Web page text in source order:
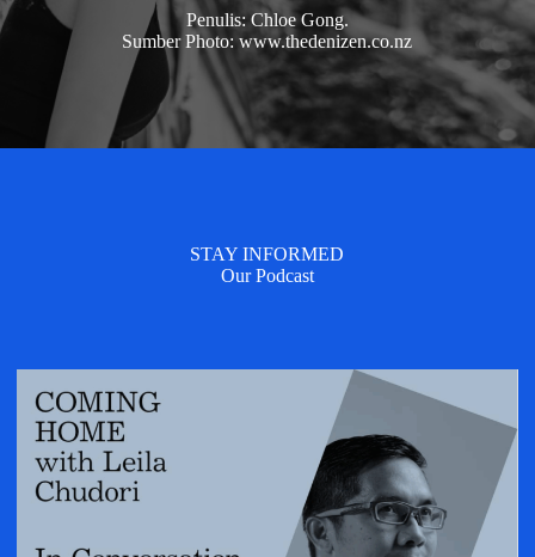
Penulis: Chloe Gong.
Sumber Photo: www.thedenizen.co.nz
STAY INFORMED
Our Podcast